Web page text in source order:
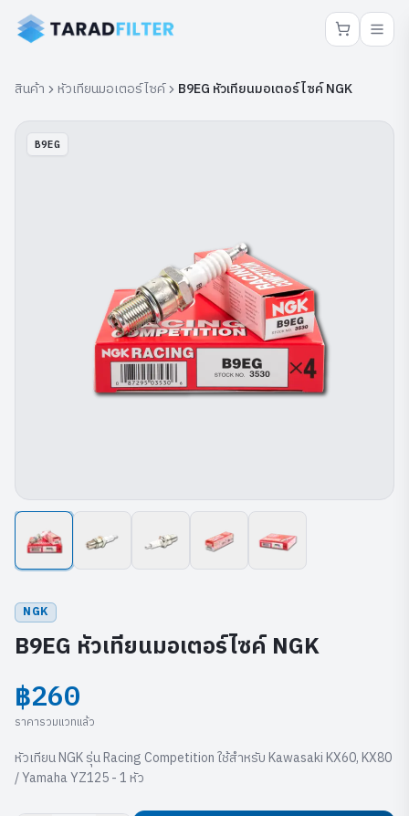
สินค้า หัวเทียนมอเตอร์ไซค์ B9EG หัวเทียนมอเตอร์ไซค์ NGK
B9EG
NGK
B9EG หัวเทียนมอเตอร์ไซค์ NGK
฿260
ราคารวมแวทแล้ว
หัวเทียน NGK รุ่น Racing Competition ใช้สำหรับ Kawasaki KX60, KX80
/ Yamaha YZ125 - 1 หัว